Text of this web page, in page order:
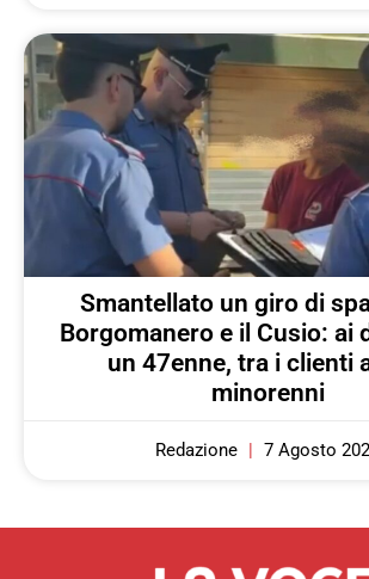
Smantellato un giro di
Borgomanero e il Cusio: ai
un 47enne, tra i clienti
minorenni
Redazione 7 Agosto